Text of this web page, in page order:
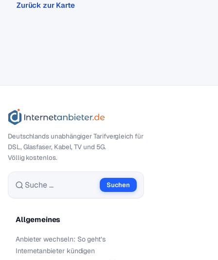
Zurück zur Karte
Deutschlands unabhängiger Tarif­vergleich für
DSL, Glasfaser, Kabel, TV und 5G.
Völlig kostenlos.
Suche nach:
Suchen
Allgemeines
Anbieter wechseln: So geht’s
Internetanbieter kündigen